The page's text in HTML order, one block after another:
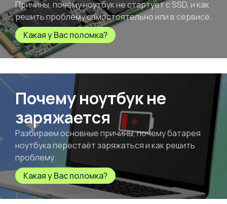
Причины, почему ноутбук не стартует с SSD, и как
решить проблему самостоятельно или в сервисе.
Какая у Вас поломка?
Почему ноутбук не
заряжается
Разбираем основные причины, почему батарея
ноутбука перестаёт заряжаться и как решить
проблему.
Какая у Вас поломка?